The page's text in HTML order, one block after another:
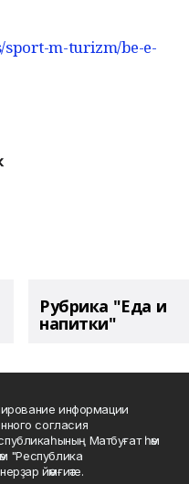
m-turizm/be-e-
Рубрика "Еда и
напитки"
информации
согласия
Матбуғат һәм
"Республика
йәмғиәте.